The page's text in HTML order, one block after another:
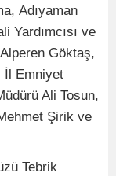
Adıyaman
Yardımcısı ve
Göktaş,
İl Emniyet
Ali Tosun,
Şirik ve
Tebrik